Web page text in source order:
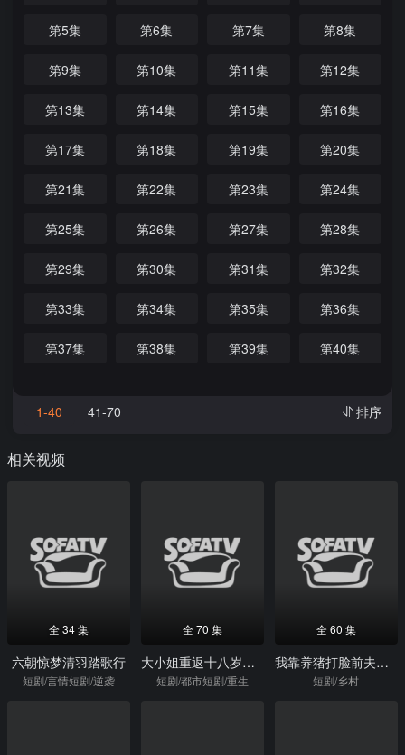
第5集 第6集 第7集 第8集
第9集 第10集 第11集 第12集
第13集 第14集 第15集 第16集
第17集 第18集 第19集 第20集
第21集 第22集 第23集 第24集
第25集 第26集 第27集 第28集
第29集 第30集 第31集 第32集
第33集 第34集 第35集 第36集
第37集 第38集 第39集 第40集
1-40 41-70 排序
相关视频
全 34 集
六朝惊梦清羽踏歌行
短剧/言情短剧/逆袭
全 70 集
大小姐重返十八岁整顿废弟弟
短剧/都市短剧/重生
全 60 集
我靠养猪打脸前夫一家
短剧/乡村